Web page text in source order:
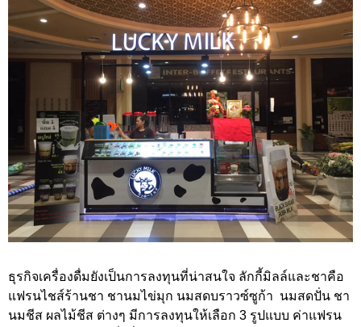
ธุรกิจเครื่องดื่มยังเป็นการลงทุนที่น่าสนใจ ลักกี้มิลล์และชาคือ
แฟรนไชส์ร้านชา ชานมไข่มุก นมสดบราวซ์ซูก้า นมสดปั่น ชา
นมชีส ผลไม้ชีส ต่างๆ มีการลงทุนให้เลือก 3 รูปแบบ ค่าแฟรน